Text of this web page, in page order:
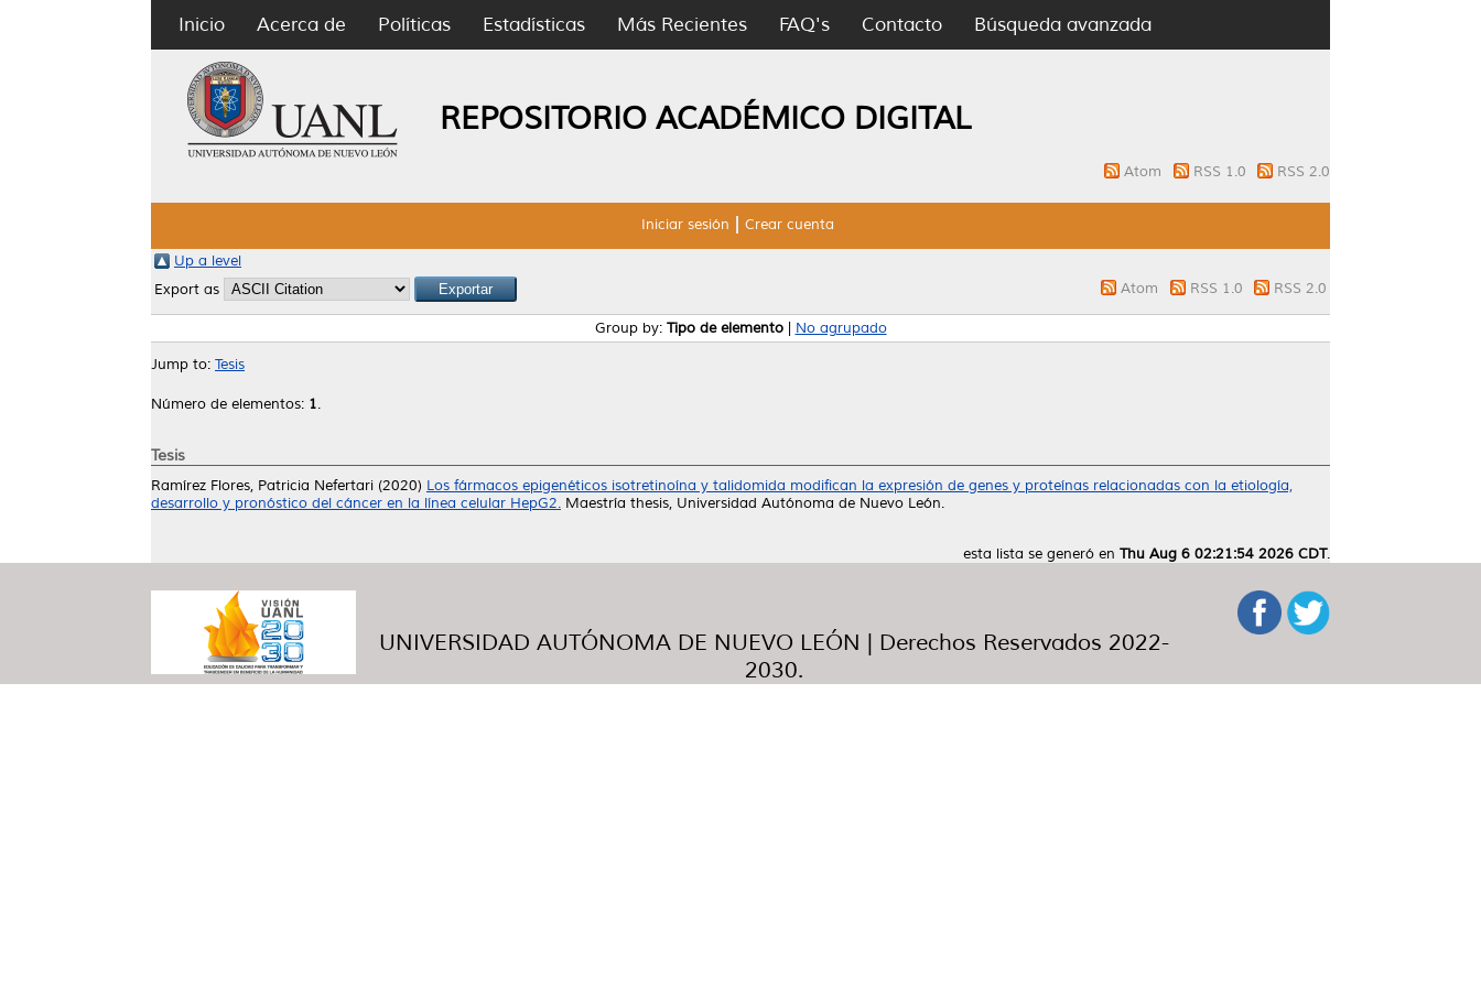
Inicio Acerca de Políticas Estadísticas Más Recientes FAQ's Contacto Búsqueda avanzada
REPOSITORIO ACADÉMICO DIGITAL
Atom RSS 1.0 RSS 2.0
Iniciar sesión Crear cuenta
Up a level
Export as
Atom RSS 1.0 RSS 2.0
Group by: Tipo de elemento| No agrupado
Jump to: Tesis
Número de elementos: 1.
Tesis
Ramírez Flores, Patricia Nefertari (2020) Los fármacos epigenéticos isotretinoína y talidomida modifican la expresión de genes y proteínas relacionadas con la etiología,
desarrollo y pronóstico del cáncer en la línea celular HepG2. Maestría thesis, Universidad Autónoma de Nuevo León.
esta lista se generó en Thu Aug 6 02:21:54 2026 CDT.
UNIVERSIDAD AUTÓNOMA DE NUEVO LEÓN | Derechos Reservados 2022-
2030.